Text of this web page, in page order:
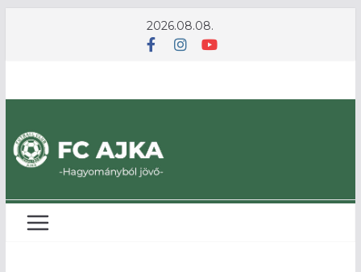
2026.08.08.